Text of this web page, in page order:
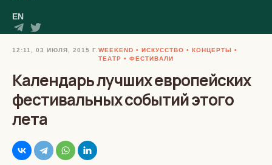
EN
12:11, 03 ИЮЛЯ, 2015 Г. WEEKEND ИСКУССТВО
КОНЦЕРТЫ
ТЕАТР
ФЕСТИВАЛИ
Календарь лучших европейских
фестивальных событий этого
лета